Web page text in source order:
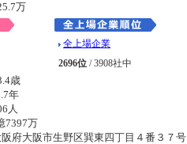
万
全上場企業
2696位 / 3908社中
歳
年
人
7397万
阪府大阪市生野区巽東四丁目４番３７号